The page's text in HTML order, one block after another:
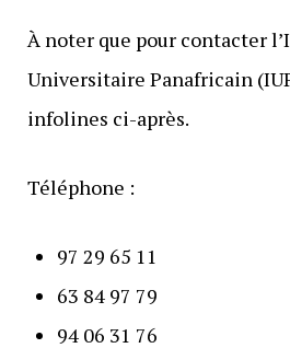
À noter que pour contacter
Universitaire Panafricain
infolines ci-après.
Téléphone :
97 29 65 11
63 84 97 79
94 06 31 76